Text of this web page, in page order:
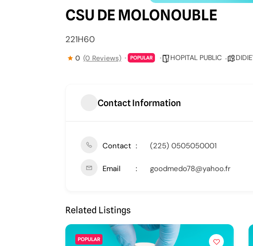
CSU DE MOLONOUBLE
221H60
0 (0 Reviews) POPULAR HOPITAL PUBLIC
Contact Information
Contact (225) 0505050001
Email goodmedo78@yahoo.fr
Related Listings
POPULAR